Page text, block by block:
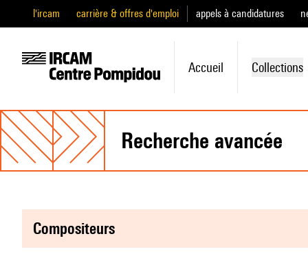
l'ircam carrière & offres d'emploi appels à candidatures
Accueil Collections
recherche avancée
compositeurs